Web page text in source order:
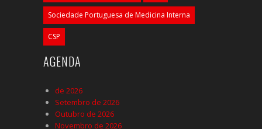
Sociedade Portuguesa de Medicina Interna
CSP
AGENDA
de 2026
Setembro de 2026
Outubro de 2026
Novembro de 2026